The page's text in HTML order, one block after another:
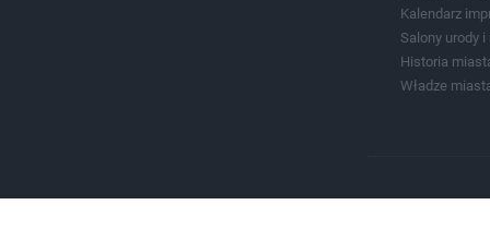
Kalendarz
Salony urody i
Historia
Władze